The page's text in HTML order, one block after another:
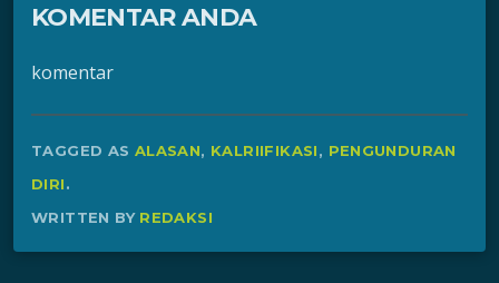
KOMENTAR ANDA
komentar
TAGGED AS ALASAN, KALRIIFIKASI, PENGUNDURAN
DIRI.
WRITTEN BY REDAKSI